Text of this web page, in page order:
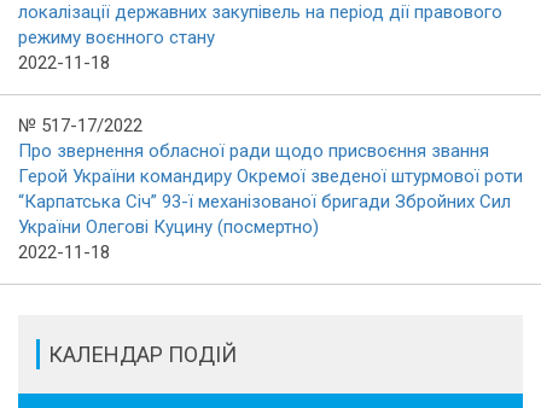
локалізації державних закупівель на період дії правового
режиму воєнного стану
2022-11-18
№ 517-17/2022
Про звернення обласної ради щодо присвоєння звання
Герой України командиру Окремої зведеної штурмової роти
“Карпатська Січ” 93-ї механізованої бригади Збройних Сил
України Олегові Куцину (посмертно)
2022-11-18
КАЛЕНДАР ПОДІЙ